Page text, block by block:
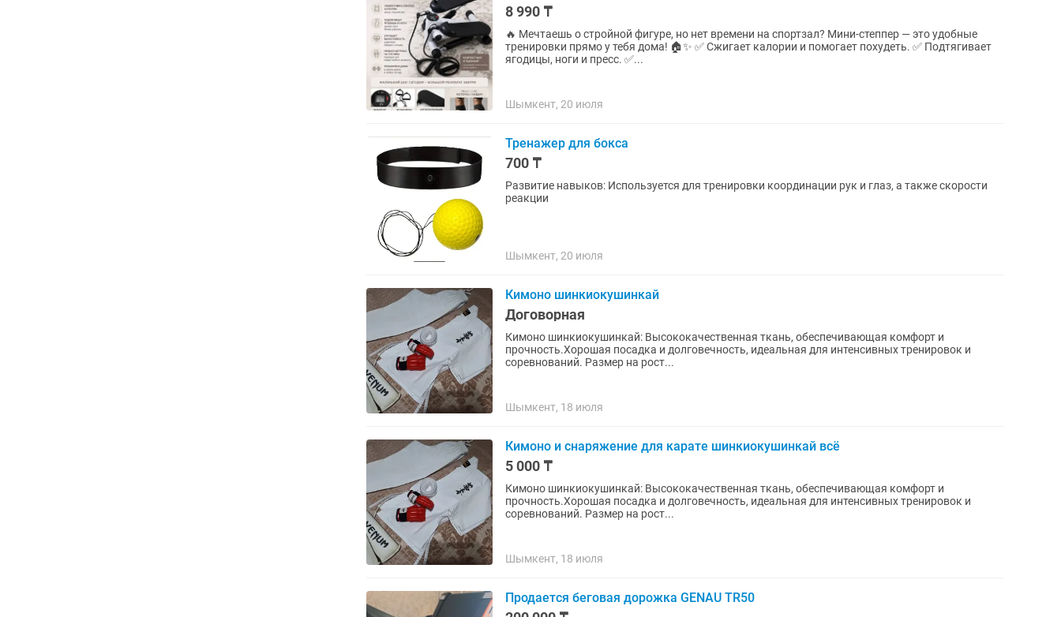
8 990 ₸
🔥 Мечтаешь о стройной фигуре, но нет времени на спортзал? Мини-степпер — это удобные
тренировки прямо у тебя дома! 🏠✨ ✅ Сжигает калории и помогает похудеть. ✅ Подтягивает
ягодицы, ноги и пресс. ✅...
Шымкент, 20 июля
Тренажер для бокса
700 ₸
Развитие навыков: Используется для тренировки координации рук и глаз, а также скорости
реакции
Шымкент, 20 июля
Кимоно шинкиокушинкай
Договорная
Кимоно шинкиокушинкай: Высококачественная ткань, обеспечивающая комфорт и
прочность.Хорошая посадка и долговечность, идеальная для интенсивных тренировок и
соревнований. Размер на рост...
Шымкент, 18 июля
Кимоно и снаряжение для карате шинкиокушинкай всё
5 000 ₸
Кимоно шинкиокушинкай: Высококачественная ткань, обеспечивающая комфорт и
прочность.Хорошая посадка и долговечность, идеальная для интенсивных тренировок и
соревнований. Размер на рост...
Шымкент, 18 июля
Продается беговая дорожка GENAU TR50